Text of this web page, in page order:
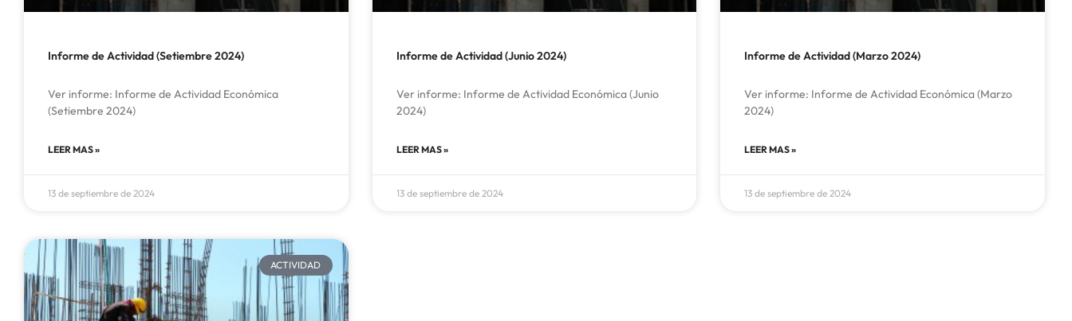
Informe de Actividad (Setiembre 2024)
Ver informe: Informe de Actividad Económica
(Setiembre 2024)
LEER MAS »
13 de septiembre de 2024
Informe de Actividad (Junio 2024)
Ver informe: Informe de Actividad Económica (Junio
2024)
LEER MAS »
13 de septiembre de 2024
Informe de Actividad (Marzo 2024)
Ver informe: Informe de Actividad Económica (Marzo
2024)
LEER MAS »
13 de septiembre de 2024
ACTIVIDAD​